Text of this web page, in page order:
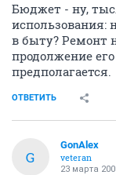
Бюджет - ну,
использования:
в быту? Ремонт
продолжение
предполагается.
ОТВЕТИТЬ
G
GonAlex
veteran
23 марта